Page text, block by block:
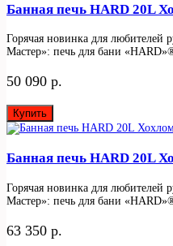
Банная печь HARD 20L
Горячая новинка для любителей
Мастер»: печь для бани
50 090 р.
Купить
Банная печь HARD 20L
Горячая новинка для любителей
Мастер»: печь для бани
63 350 р.